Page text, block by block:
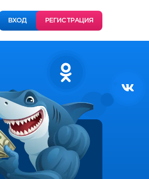
ВХОД РЕГИСТРАЦИЯ